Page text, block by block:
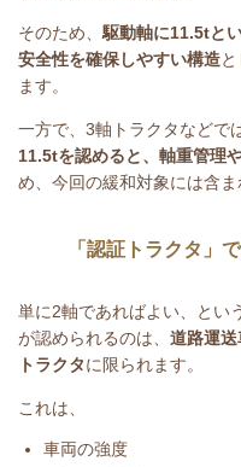
そのため、 駆動軸に11.5tと
安全性を確保しやすい構造
ます。
一方で、 3軸トラクタなどで
11.5tを認めると、軸重管理
め、今回の緩和対象には含ま
「認証トラクタ」
単に2軸であればよい、とい
が認められるのは、 道路運
トラクタに限られます。
これは、
車両の強度